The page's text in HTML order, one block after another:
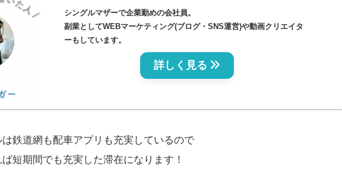
シングルマザーで企業勤めの会社員。
副業としてWEBマーケティング(ブログ・SNS運営)や動画クリエイタ
ーもしています。
詳しく見る
鉄道網も配車アプリも充実しているので
短期間でも充実した滞在になります！